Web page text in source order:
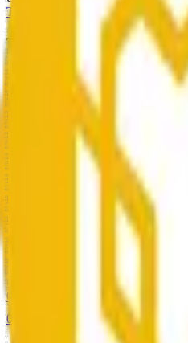
Transactions
ERC-20 Transfers
Transactions
1
0xdc57dbfa...b8d3e1fb
0x8844...a783
0.0019
Jul 8, 2026, 03:47 PM
3 of 3
Owner
0x6d50...5c14
Owner
0xe4ab...971d